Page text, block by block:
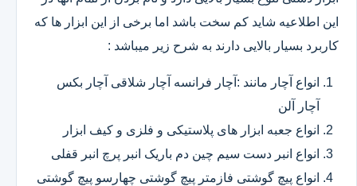
این اطلاعیه شاید کم سخت باشد اما برخی از این ابزار ها که
کاربرد بسیار بالایی دارند به شرح زیر میباشد :
انواع آچار مانند :آچار فرانسه آچار شلاقی آچار بکس
آچار آلن
انواع جعبه ابزار های پلاستیکی و فلزی و کیف ابزار
انواع انبر دست سیم چین دم باریک انبر پرچ انبر قفلی
انواع پیچ گوشتی فازمتر پیچ گوشتی چهارسو پیچ گوشتی